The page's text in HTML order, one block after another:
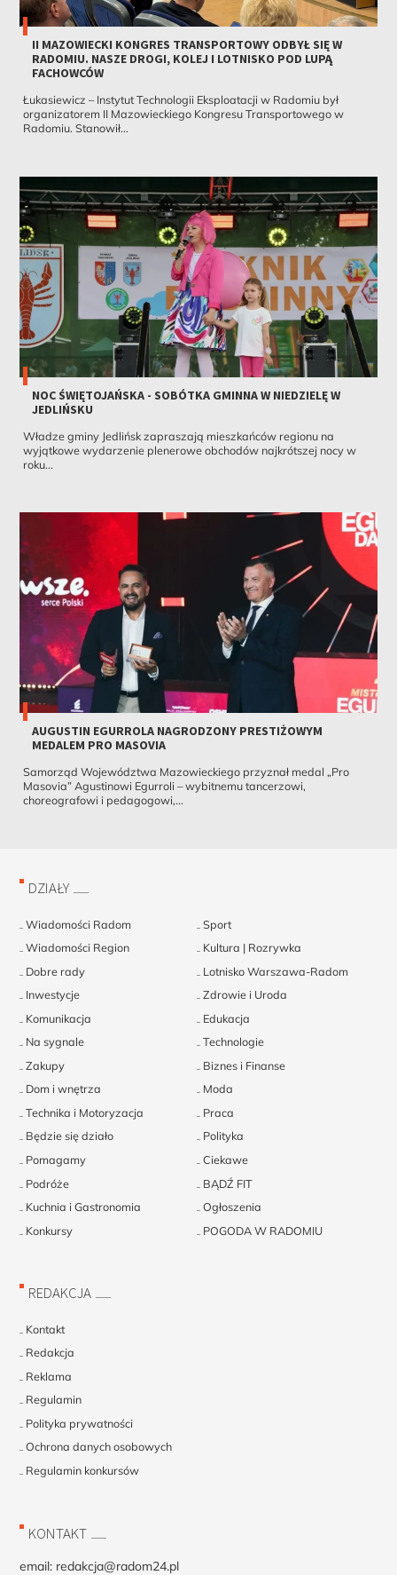
II MAZOWIECKI KONGRES TRANSPORTOWY ODBYŁ SIĘ W
RADOMIU. NASZE DROGI, KOLEJ I LOTNISKO POD LUPĄ
FACHOWCÓW
Łukasiewicz – Instytut Technologii Eksploatacji w Radomiu był
organizatorem II Mazowieckiego Kongresu Transportowego w
Radomiu. Stanowił...
NOC ŚWIĘTOJAŃSKA - SOBÓTKA GMINNA W NIEDZIELĘ W
JEDLIŃSKU
Władze gminy Jedlińsk zapraszają mieszkańców regionu na
wyjątkowe wydarzenie plenerowe obchodów najkrótszej nocy w
roku...
AUGUSTIN EGURROLA NAGRODZONY PRESTIŻOWYM
MEDALEM PRO MASOVIA
Samorząd Województwa Mazowieckiego przyznał medal „Pro
Masovia” Agustinowi Egurroli – wybitnemu tancerzowi,
choreografowi i pedagogowi,...
DZIAŁY
Wiadomości Radom
Sport
Wiadomości Region
Kultura | Rozrywka
Dobre rady
Lotnisko Warszawa-Radom
Inwestycje
Zdrowie i Uroda
Komunikacja
Edukacja
Na sygnale
Technologie
Zakupy
Biznes i Finanse
Dom i wnętrza
Moda
Technika i Motoryzacja
Praca
Będzie się działo
Polityka
Pomagamy
Ciekawe
Podróże
BĄDŹ FIT
Kuchnia i Gastronomia
Ogłoszenia
Konkursy
POGODA W RADOMIU
REDAKCJA
Kontakt
Redakcja
Reklama
Regulamin
Polityka prywatności
Ochrona danych osobowych
Regulamin konkursów
KONTAKT
email: redakcja@radom24.pl